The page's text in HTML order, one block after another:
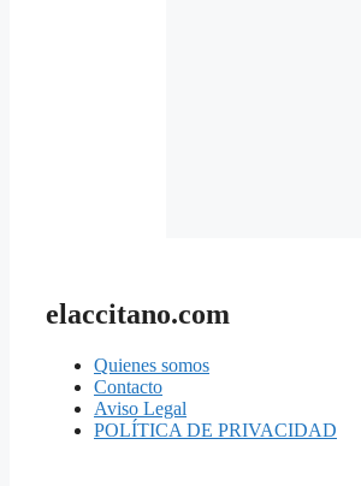
elaccitano.com
Quienes somos
Contacto
Aviso Legal
POLÍTICA DE PRIVACIDAD